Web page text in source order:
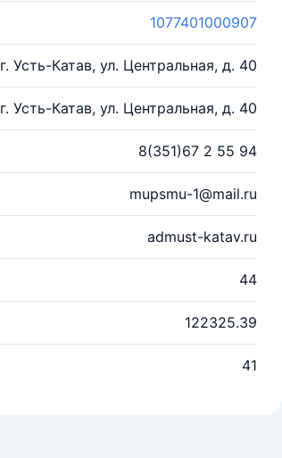
1077401000907
г. Усть-Катав, ул. Центральная, д. 40
г. Усть-Катав, ул. Центральная, д. 40
8(351)67 2 55 94
mupsmu-1@mail.ru
admust-katav.ru
44
122325.39
41